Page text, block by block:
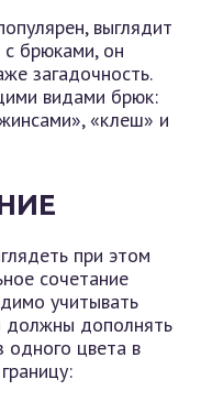
выглядит
брюками, он
загадочность.
видами брюк:
«клеш» и
при этом
сочетание
учитывать
должны дополнять
одного цвета в